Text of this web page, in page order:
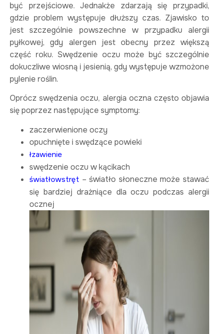
być przejściowe. Jednakże zdarzają się przypadki,
gdzie problem występuje dłuższy czas. Zjawisko to
jest szczególnie powszechne w przypadku alergii
pyłkowej, gdy alergen jest obecny przez większą
część roku. Swędzenie oczu może być szczególnie
dokuczliwe wiosną i jesienią, gdy występuje wzmożone
pylenie roślin.
Oprócz swędzenia oczu, alergia oczna często objawia
się poprzez następujące symptomy:
zaczerwienione oczy
opuchnięte i swędzące powieki
łzawienie
swędzenie oczu w kącikach
światłowstręt – światło słoneczne może stawać
się bardziej drażniące dla oczu podczas alergii
ocznej